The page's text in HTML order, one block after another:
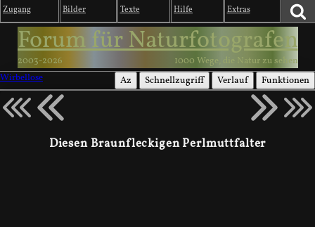
Zugang Bilder Texte Hilfe Extras
Forum für Naturfotografen
2003-2026
1000 Wege, die Natur zu sehen
Wirbellose
Az Schnellzugriff Verlauf Funktionen
Diesen Braunfleckigen Perlmuttfalter